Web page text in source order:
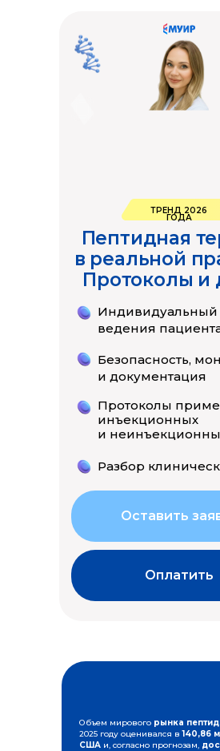
Пептидная
в реальной
Протоколы и
Индивидуальный
ведения
Безопасность,
и документация
Протоколы
инъекционных
и
Разбор
Оплатить
Оставить
ТРЕНД 2026
ГОДА
Объем мирового рынка
2025 году оценивался в140,86
США и, согласно прогнозам,